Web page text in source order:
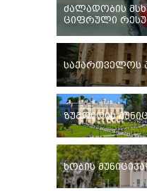
ძალადობის
ციფრული
საქართველოს
ზუგდიდის
ხობის